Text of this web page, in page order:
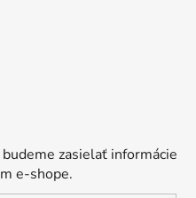
zasielať informácie
e-shope.